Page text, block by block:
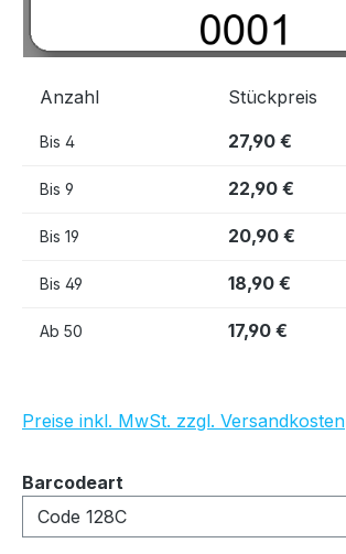
Anzahl Stückpreis
Bis 4 27,90 €
Bis 9 22,90 €
Bis 19 20,90 €
Bis 49 18,90 €
Ab 50 17,90 €
Preise inkl. MwSt. zzgl. Versandkosten
Barcodeart